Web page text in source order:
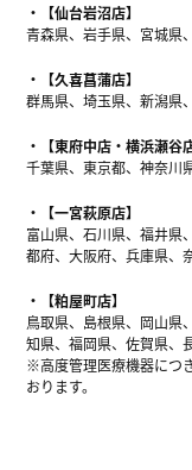
【仙台岩沼店】
青森県、岩手県、宮城県
【久喜菖蒲店】
群馬県、埼玉県、新潟県
【東府中店・横浜瀬谷店
千葉県、東京都、神奈川
【一宮萩原店】
富山県、石川県、福井県
都府、大阪府、兵庫県、
【粕屋町店】
鳥取県、島根県、岡山県
知県、福岡県、佐賀県、
※高度管理医療機器につ
おります。